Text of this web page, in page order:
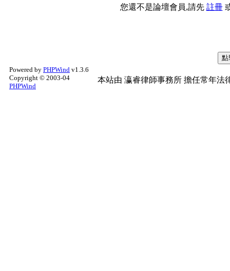
您還不是論壇會員,請先 註冊
Powered by PHPWind v1.3.6
Copyright © 2003-04
PHPWind
本站由 瀛睿律師事務所 擔任常年法